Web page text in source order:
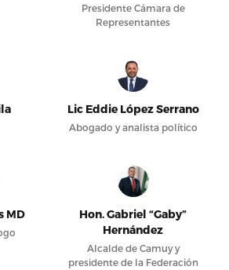
Presidente Cámara de
Representantes
Lic Eddie López Serrano
Abogado y analista político
MD
Hon. Gabriel “Gaby”
Hernández
Alcalde de Camuy y
presidente de la Federación